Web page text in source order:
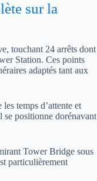
sur la
touchant 24 arrêts dont
Station. Ces points
adaptés tant aux
temps d’attente et
se positionne dorénavant
Tower Bridge sous
particulièrement